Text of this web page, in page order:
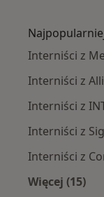
Interniści z
Interniści z
Interniści z
Interniści z
Interniści z
Więcej (15)